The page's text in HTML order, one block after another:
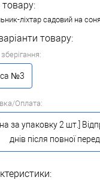
ліхтар садовий на
товару:
№3
Оплата:
за упаковку 2 шт.]
днів після повної